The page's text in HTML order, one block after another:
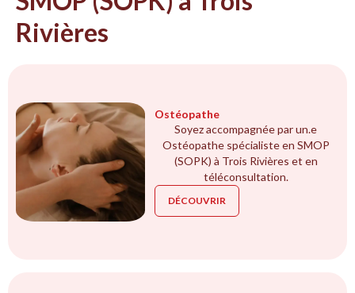
Rivières
Ostéopathe
Soyez accompagnée par un.e
Ostéopathe spécialiste en SMOP
(SOPK) à Trois Rivières et en
téléconsultation.
DÉCOUVRIR